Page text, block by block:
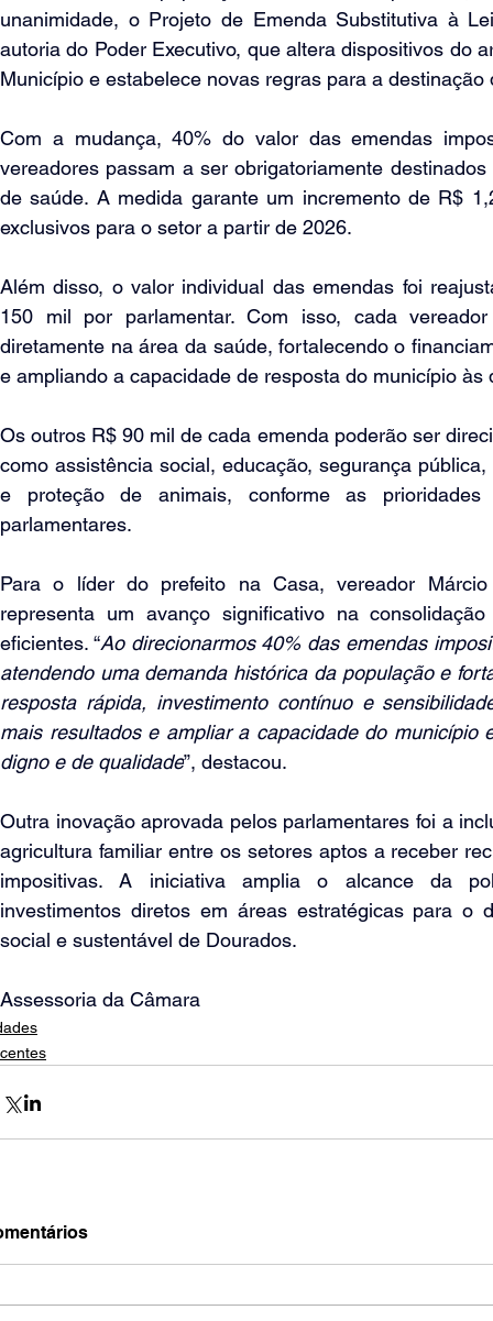
unanimidade, o Projeto de Emenda Substitutiva à
autoria do Poder Executivo, que altera dispositivos do
Município e estabelece novas regras para a
Com a mudança, 40% do valor das emendas
vereadores passam a ser obrigatoriamente
de saúde. A medida garante um incremento de R$
exclusivos para o setor a partir de 2026.
Além disso, o valor individual das emendas foi
150 mil por parlamentar. Com isso, cada
diretamente na área da saúde, fortalecendo o
e ampliando a capacidade de resposta do município às
Os outros R$ 90 mil de cada emenda poderão ser
como assistência social, educação, segurança
e proteção de animais, conforme as prioridades
parlamentares.
Para o líder do prefeito na Casa, vereador
representa um avanço significativo na
eficientes. “Ao direcionarmos 40% das emendas
atendendo uma demanda histórica da população e
resposta rápida, investimento contínuo e
mais resultados e ampliar a capacidade do município
digno e de qualidade”, destacou.
Outra inovação aprovada pelos parlamentares foi a
agricultura familiar entre os setores aptos a receber
impositivas. A iniciativa amplia o alcance da
investimentos diretos em áreas estratégicas para o
social e sustentável de Dourados.
Assessoria da Câmara